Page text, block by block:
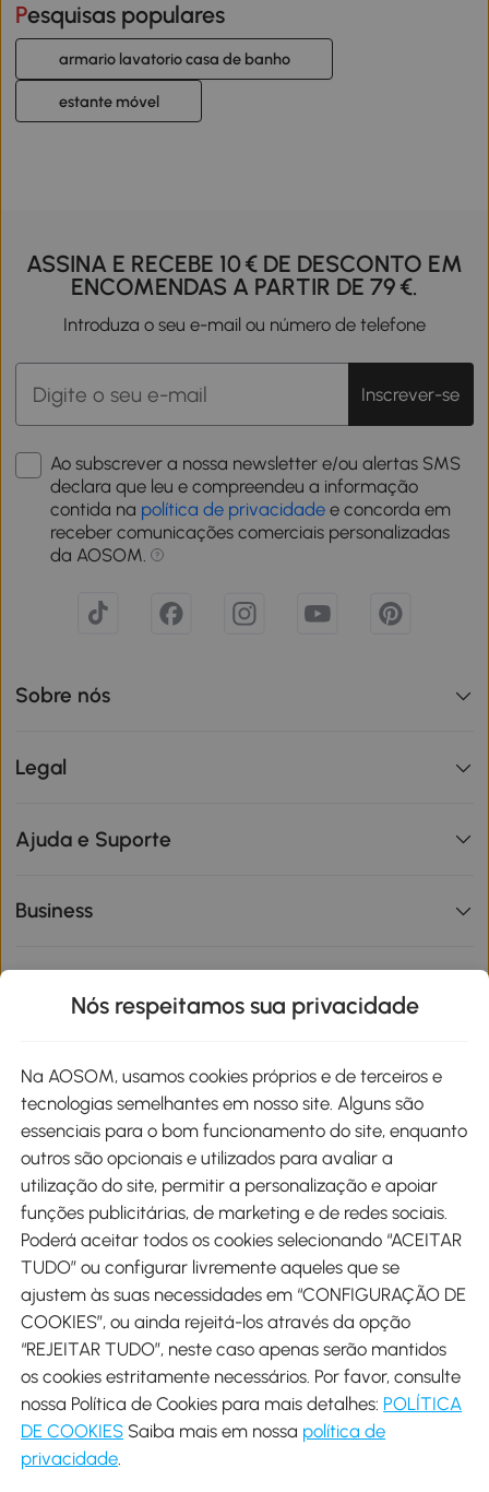
Pesquisas populares
armario lavatorio casa de banho
estante móvel
ASSINA E RECEBE 10 € DE DESCONTO EM
ENCOMENDAS A PARTIR DE 79 €.
Introduza o seu e-mail ou número de telefone
Inscrever-se
Ao subscrever a nossa newsletter e/ou alertas SMS
declara que leu e compreendeu a informação
contida na política de privacidade e concorda em
receber comunicações comerciais personalizadas
da AOSOM.
Sobre nós
Legal
Ajuda e Suporte
Business
Métodos de pagamento
Envio
Descarregar Aosom App
Google Play
Nós respeitamos sua privacidade
Na AOSOM, usamos cookies próprios e de terceiros e
tecnologias semelhantes em nosso site. Alguns são
essenciais para o bom funcionamento do site, enquanto
outros são opcionais e utilizados para avaliar a
utilização do site, permitir a personalização e apoiar
funções publicitárias, de marketing e de redes sociais.
Poderá aceitar todos os cookies selecionando “ACEITAR
TUDO” ou configurar livremente aqueles que se
ajustem às suas necessidades em “CONFIGURAÇÃO DE
COOKIES”, ou ainda rejeitá-los através da opção
“REJEITAR TUDO”, neste caso apenas serão mantidos
os cookies estritamente necessários. Por favor, consulte
nossa Política de Cookies para mais detalhes: POLÍTICA
DE COOKIES Saiba mais em nossa política de
privacidade